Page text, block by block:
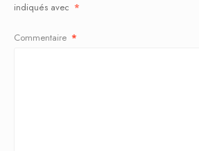
indiqués avec *
Commentaire *